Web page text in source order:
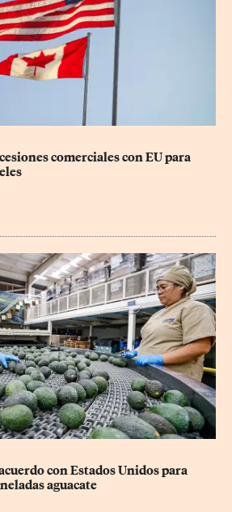
comerciales con EU para
con Estados Unidos para
aguacate